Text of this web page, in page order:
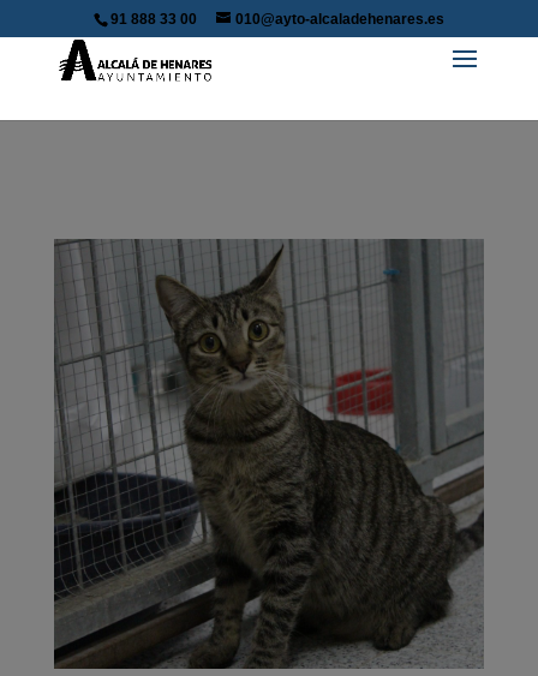
91 888 33 00 010@ayto-alcaladehenares.es